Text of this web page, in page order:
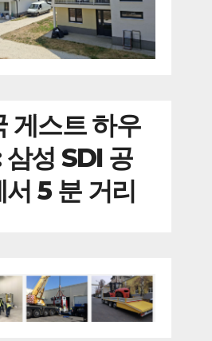
게스트 하우
삼성 SDI 공
서 5 분 거리